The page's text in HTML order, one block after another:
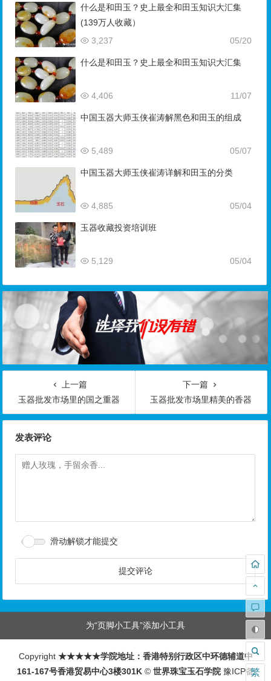
什么是和田玉？史上最全和田玉知识大汇集
(139万人收藏）
05/20
3,237
什么是和田玉？史上最全和田玉知识大汇集
11/07
4,406
中国玉器大师玉侠崔涛解黑色和田玉的组成
05/07
5,489
中国玉器大师玉侠崔涛详解和田玉的分类
05/04
4,885
玉器收藏投资培训班
05/04
5,129
上一篇
玉器批发市场里的国之重器
下一篇
玉器批发市场里精美的香器
发表评论
滑动解锁才能提交
为“页脚小工具”添加小工具
Copyright ★★★★★学院地址：香港特别行政区中环德辅道中
161-167号香港贸易中心3楼301K © 世界珠宝玉石学院 豫ICP备繁